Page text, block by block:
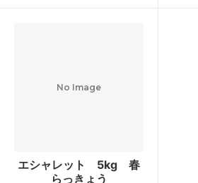
No Image
エシャレット 5kg 春
らっきょう